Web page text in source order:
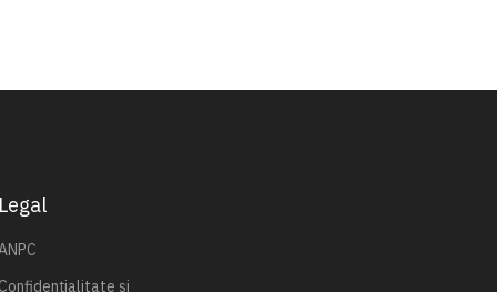
Legal
Confidențialitate și